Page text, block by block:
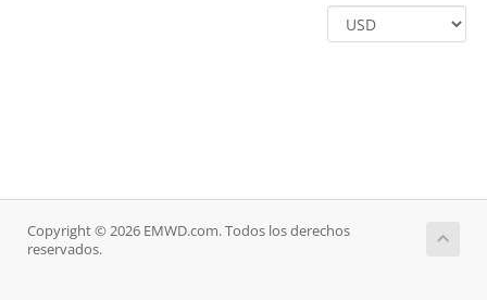
Copyright © 2026 EMWD.com. Todos los derechos
reservados.